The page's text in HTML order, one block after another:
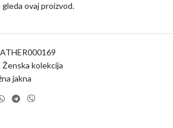
ovaj proizvod.
Ženska kolekcija
jakna